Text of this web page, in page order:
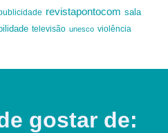
revistapontocom sala
televisão unesco violência
gostar de: